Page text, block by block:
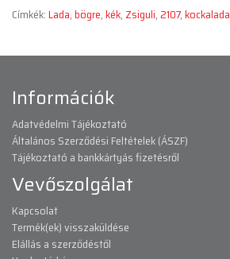
Címkék:Lada,bögre,kék, Zsiguli,2107,kockalada
Információk
Adatvédelmi Tájékoztató
Általános Szerződési Feltételek (ÁSZF)
Tájékoztató a bankkártyás fizetésről
Vevőszolgálat
Kapcsolat
Termék(ek) visszaküldése
Elállás a szerződéstől